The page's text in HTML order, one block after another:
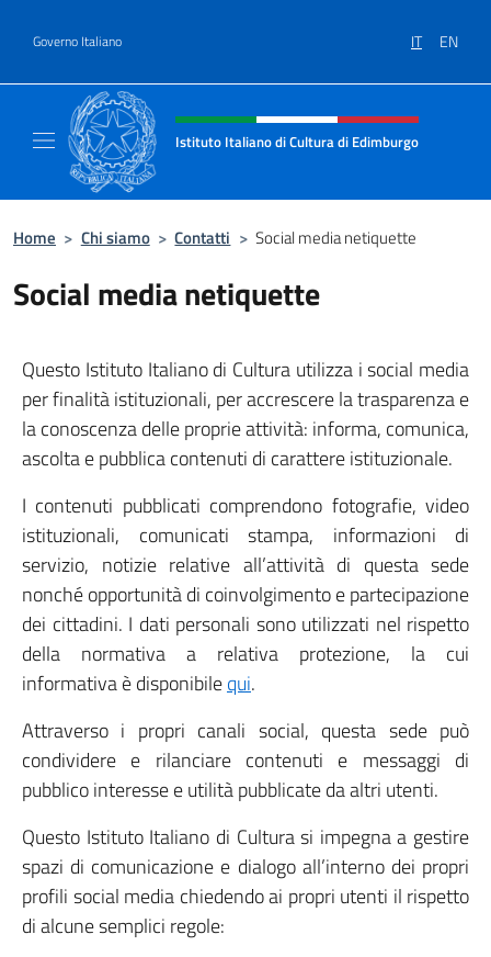
Governo Italiano IT EN
Intestazione sito, social e menù
Istituto Italiano di Cultura di Edimburgo
Home > Chi siamo > Contatti > Social media netiquette
Social media netiquette
Questo Istituto Italiano di Cultura utilizza i social media
per finalità istituzionali, per accrescere la trasparenza e
la conoscenza delle proprie attività: informa, comunica,
ascolta e pubblica contenuti di carattere istituzionale.
I contenuti pubblicati comprendono fotografie, video
istituzionali, comunicati stampa, informazioni di
servizio, notizie relative all’attività di questa sede
nonché opportunità di coinvolgimento e partecipazione
dei cittadini. I dati personali sono utilizzati nel rispetto
della normativa a relativa protezione, la cui
informativa è disponibilequi.
Attraverso i propri canali social, questa sede può
condividere e rilanciare contenuti e messaggi di
pubblico interesse e utilità pubblicate da altri utenti.
Questo Istituto Italiano di Cultura si impegna a gestire
spazi di comunicazione e dialogo all’interno dei propri
profili social media chiedendo ai propri utenti il rispetto
di alcune semplici regole: